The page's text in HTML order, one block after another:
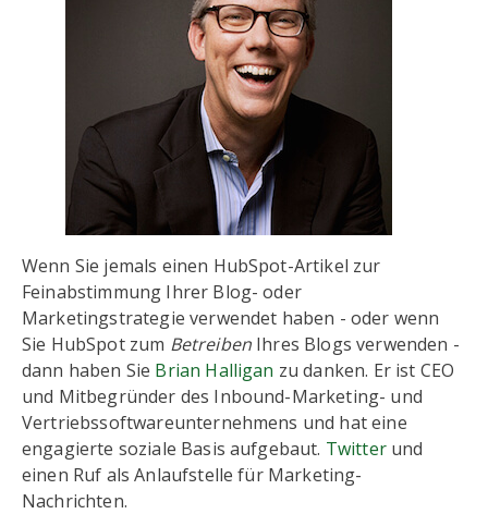
Wenn Sie jemals einen HubSpot-Artikel zur
Feinabstimmung Ihrer Blog- oder
Marketingstrategie verwendet haben - oder wenn
Sie HubSpot zum Betreiben Ihres Blogs verwenden -
dann haben Sie Brian Halligan zu danken. Er ist CEO
und Mitbegründer des Inbound-Marketing- und
Vertriebssoftwareunternehmens und hat eine
engagierte soziale Basis aufgebaut. Twitterund
einen Ruf als Anlaufstelle für Marketing-
Nachrichten.